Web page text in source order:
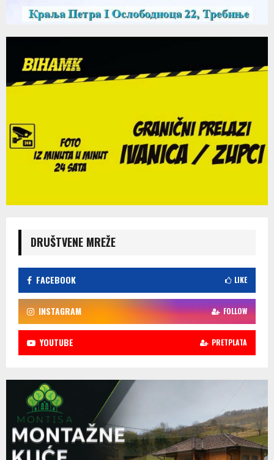
DRUŠTVENE MREŽE
FACEBOOK LIKE
INSTAGRAM FOLLOW
YOUTUBE PRETPLATA